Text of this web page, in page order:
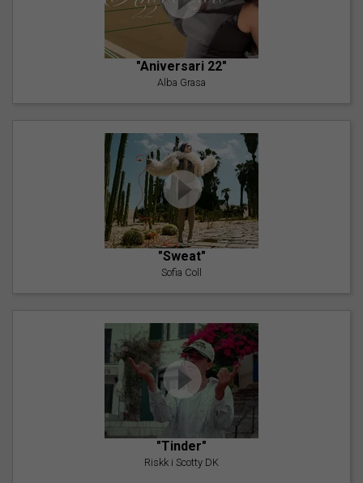
"Aniversari 22"
Alba Grasa
"Sweat"
Sofia Coll
"Tinder"
Riskk i Scotty DK